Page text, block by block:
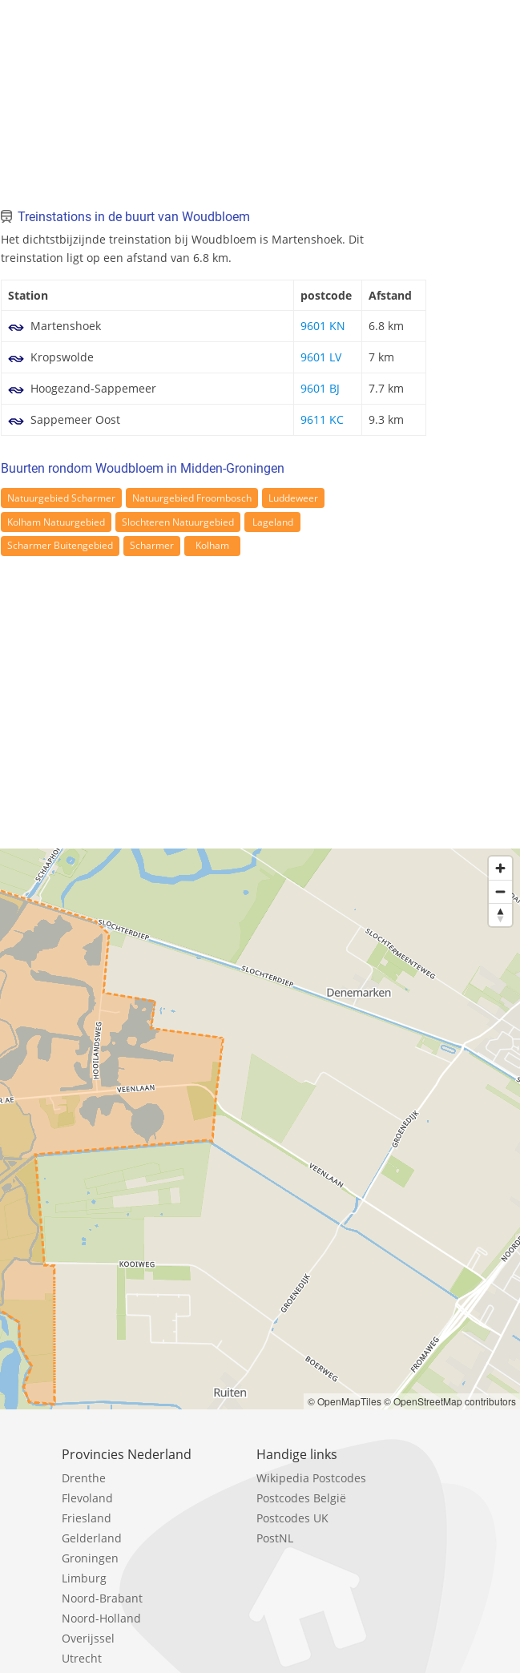
Treinstations in de buurt van Woudbloem
Het dichtstbijzijnde treinstation bij Woudbloem is Martenshoek. Dit
treinstation ligt op een afstand van 6.8 km.
Station postcode
Afstand
Martenshoek
9601 KN 6.8 km
Kropswolde 9601 LV 7 km
Hoogezand-Sappemeer 9601 BJ 7.7 km
Sappemeer Oost 9611 KC 9.3 km
Buurten rondom Woudbloem in Midden-Groningen
Natuurgebied Scharmer Natuurgebied Froombosch
Luddeweer
Kolham Natuurgebied
Slochteren Natuurgebied
Lageland
Scharmer Buitengebied
Scharmer Kolham
© OpenMapTiles© OpenStreetMap contributors
Provincies Nederland
Drenthe
Flevoland
Friesland
Gelderland
Groningen
Limburg
Noord-Brabant
Noord-Holland
Overijssel
Utrecht
Handige links
Wikipedia Postcodes
Postcodes België
Postcodes UK
PostNL